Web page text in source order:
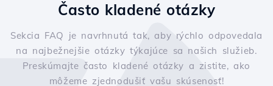
Často kladené otázky
Sekcia FAQ je navrhnutá tak, aby rýchlo odpovedala
na najbežnejšie otázky týkajúce sa našich služieb.
Preskúmajte často kladené otázky a zistite, ako
môžeme zjednodušiť vašu skúsenosť!